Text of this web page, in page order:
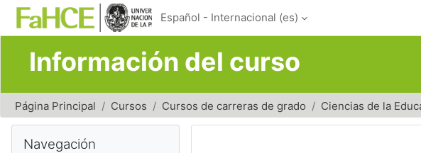
Salta al contenido principal
Español - Internacional ‎(es)‎
Información del curso
Página Principal Cursos Cursos de carreras de grado Ciencias de la
Bloques
Navegación